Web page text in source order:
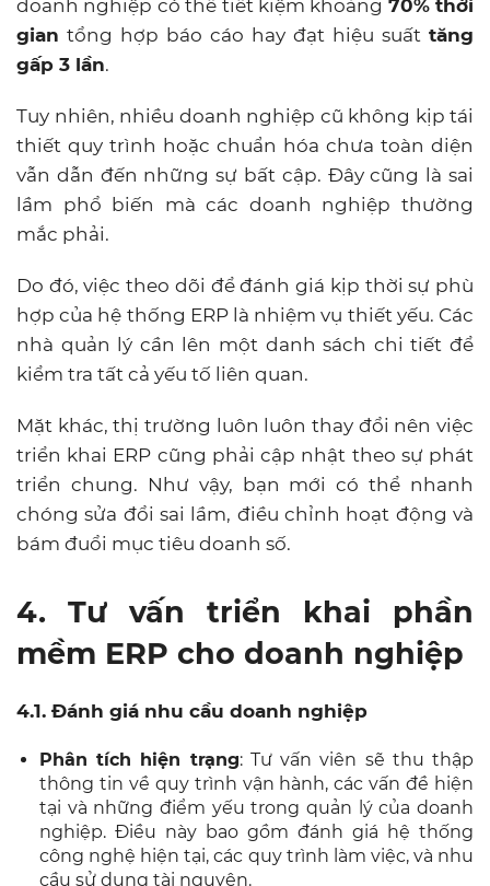
doanh nghiệp có thể tiết kiệm khoảng 70% thời
gian tổng hợp báo cáo hay đạt hiệu suất tăng
gấp 3 lần.
Tuy nhiên, nhiều doanh nghiệp cũ không kịp tái
thiết quy trình hoặc chuẩn hóa chưa toàn diện
vẫn dẫn đến những sự bất cập. Đây cũng là sai
lầm phổ biến mà các doanh nghiệp thường
mắc phải.
Do đó, việc theo dõi để đánh giá kịp thời sự phù
hợp của hệ thống ERP là nhiệm vụ thiết yếu. Các
nhà quản lý cần lên một danh sách chi tiết để
kiểm tra tất cả yếu tố liên quan.
Mặt khác, thị trường luôn luôn thay đổi nên việc
triển khai ERP cũng phải cập nhật theo sự phát
triển chung. Như vậy, bạn mới có thể nhanh
chóng sửa đổi sai lầm, điều chỉnh hoạt động và
bám đuổi mục tiêu doanh số.
4. Tư vấn triển khai phần
mềm ERP cho doanh nghiệp
4.1. Đánh giá nhu cầu doanh nghiệp
Phân tích hiện trạng: Tư vấn viên sẽ thu thập
thông tin về quy trình vận hành, các vấn đề hiện
tại và những điểm yếu trong quản lý của doanh
nghiệp. Điều này bao gồm đánh giá hệ thống
công nghệ hiện tại, các quy trình làm việc, và nhu
cầu sử dụng tài nguyên.